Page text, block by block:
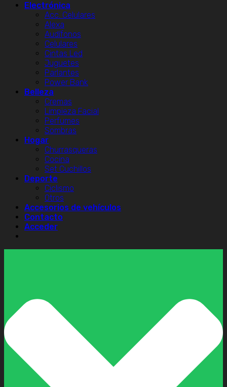
Electrónica
Acc. Celulares
Alexa
Audífonos
Celulares
Cintas Led
Juguetes
Parlantes
Power Bank
Belleza
Cremas
Limpieza Facial
Perfumes
Sombras
Hogar
Churrasqueras
Cocina
Set Cuchillos
Deporte
Ciclismo
Otros
Accesorios de vehículos
Contacto
Acceder